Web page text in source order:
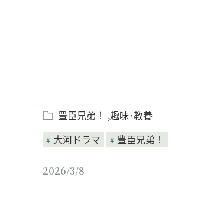
豊臣兄弟！
趣味･教養
大河ドラマ
豊臣兄弟！
2026/3/8